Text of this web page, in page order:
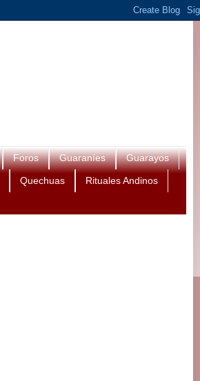
Foros Guaraníes Guarayos
Quechuas Rituales Andinos